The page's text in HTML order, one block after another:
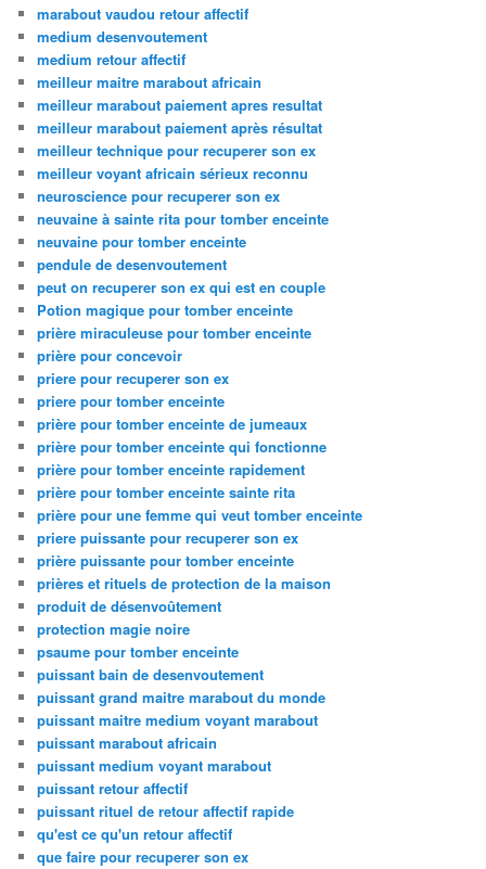
marabout vaudou retour affectif
medium desenvoutement
medium retour affectif
meilleur maitre marabout africain
meilleur marabout paiement apres resultat
meilleur marabout paiement après résultat
meilleur technique pour recuperer son ex
meilleur voyant africain sérieux reconnu
neuroscience pour recuperer son ex
neuvaine à sainte rita pour tomber enceinte
neuvaine pour tomber enceinte
pendule de desenvoutement
peut on recuperer son ex qui est en couple
Potion magique pour tomber enceinte
prière miraculeuse pour tomber enceinte
prière pour concevoir
priere pour recuperer son ex
priere pour tomber enceinte
prière pour tomber enceinte de jumeaux
prière pour tomber enceinte qui fonctionne
prière pour tomber enceinte rapidement
prière pour tomber enceinte sainte rita
prière pour une femme qui veut tomber enceinte
priere puissante pour recuperer son ex
prière puissante pour tomber enceinte
prières et rituels de protection de la maison
produit de désenvoûtement
protection magie noire
psaume pour tomber enceinte
puissant bain de desenvoutement
puissant grand maitre marabout du monde
puissant maitre medium voyant marabout
puissant marabout africain
puissant medium voyant marabout
puissant retour affectif
puissant rituel de retour affectif rapide
qu'est ce qu'un retour affectif
que faire pour recuperer son ex